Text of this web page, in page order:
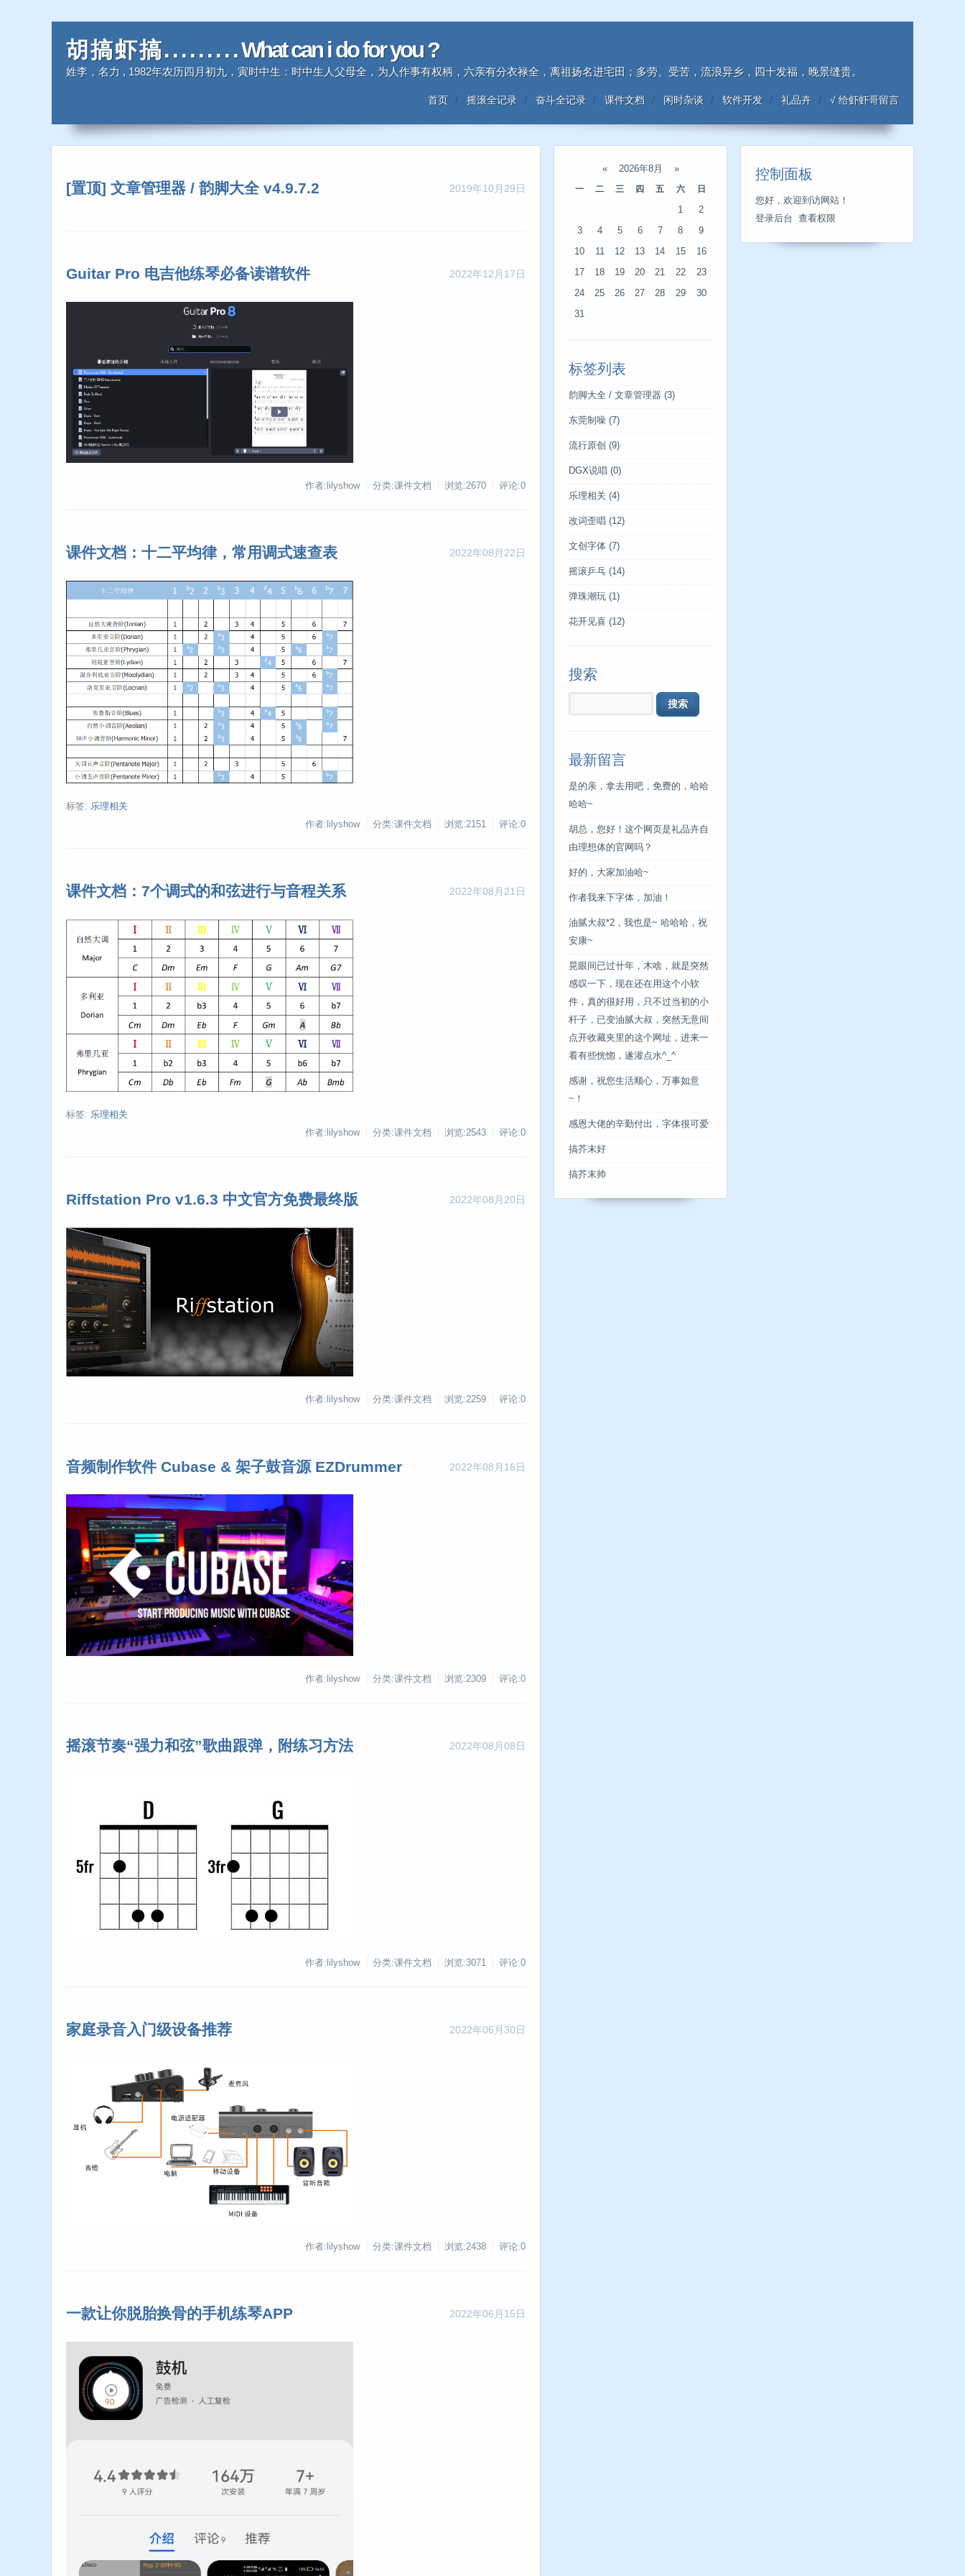
胡 搞 虾 搞 . . . . . . . . . What can i do for you ?
姓李，名力 , 1982年农历四月初九，寅时中生：时中生人父母全，为人作事有权柄，六亲有分衣禄全，离祖扬名进宅田；多劳、受苦，流浪异乡，四十发福，晚景缝贵。
首页 摇滚全记录 奋斗全记录 课件文档 闲时杂谈 软件开发 礼品卉 √ 给虾虾哥留言
2019年10月29日
[置顶] 文章管理器 / 韵脚大全 v4.9.7.2
2022年12月17日
Guitar Pro 电吉他练琴必备读谱软件
作者:lilyshow 分类:课件文档 浏览:2670 评论:0
2022年08月22日
课件文档：十二平均律，常用调式速查表
标签: 乐理相关
作者:lilyshow
分类:课件文档 浏览:2151 评论:0
2022年08月21日
课件文档：7个调式的和弦进行与音程关系
标签: 乐理相关
作者:lilyshow
分类:课件文档 浏览:2543 评论:0
2022年08月20日
Riffstation Pro v1.6.3 中文官方免费最终版
作者:lilyshow 分类:课件文档 浏览:2259 评论:0
2022年08月16日
音频制作软件 Cubase & 架子鼓音源 EZDrummer
作者:lilyshow 分类:课件文档 浏览:2309 评论:0
2022年08月08日
摇滚节奏“强力和弦”歌曲跟弹，附练习方法
作者:lilyshow 分类:课件文档 浏览:3071 评论:0
2022年06月30日
家庭录音入门级设备推荐
作者:lilyshow 分类:课件文档 浏览:2438 评论:0
2022年06月15日
一款让你脱胎换骨的手机练琴APP
« 2026年8月
»
一
二 三 四 五 六 日
1 2
3 4 5 6 7 8 9
10 11 12 13 14 15 16
17 18 19 20 21 22 23
24 25 26 27 28 29 30
31
标签列表
韵脚大全 / 文章管理器 (3)
东莞制噪 (7)
流行原创 (9)
DGX说唱 (0)
乐理相关 (4)
改词歪唱 (12)
文创字体 (7)
摇滚乒乓 (14)
弹珠潮玩 (1)
花开见喜 (12)
搜索
最新留言
是的亲，拿去用吧，免费的，哈哈
哈哈~
胡总，您好！这个网页是礼品卉自
由理想体的官网吗？
好的，大家加油哈~
作者我来下字体，加油！
油腻大叔*2，我也是~ 哈哈哈，祝
安康~
晃眼间已过卄年，木啥，就是突然
感叹一下，现在还在用这个小软
件，真的很好用，只不过当初的小
杆子，已变油腻大叔，突然无意间
点开收藏夹里的这个网址，进来一
看有些恍惚，遂灌点水^_^
感谢，祝您生活顺心，万事如意
~！
感恩大佬的辛勤付出，字体很可爱
搞芥末好
搞芥末帅
控制面板
您好，欢迎到访网站！
登录后台
查看权限